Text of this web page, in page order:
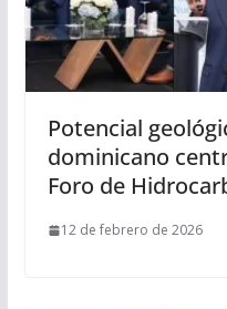
Potencial
dominicano
Foro de
12 de febrero de 2026